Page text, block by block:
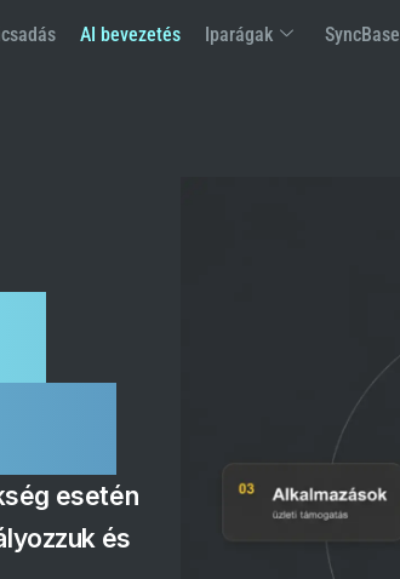
AI bevezetés Iparágak SyncBase
esetén
és